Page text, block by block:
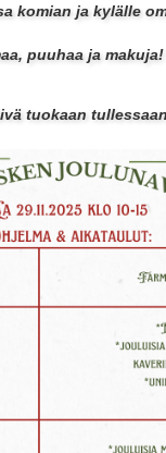
komian ja kylälle
puuhaa ja
tuokaan